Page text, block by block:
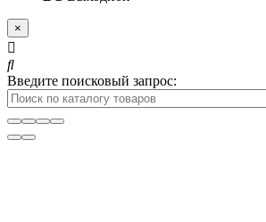
×
Введите поисковый запрос: